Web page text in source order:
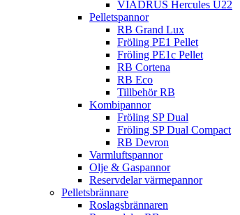
VIADRUS Hercules U22
Pelletspannor
RB Grand Lux
Fröling PE1 Pellet
Fröling PE1c Pellet
RB Cortena
RB Eco
Tillbehör RB
Kombipannor
Fröling SP Dual
Fröling SP Dual Compact
RB Devron
Varmluftspannor
Olje & Gaspannor
Reservdelar värmepannor
Pelletsbrännare
Roslagsbrännaren